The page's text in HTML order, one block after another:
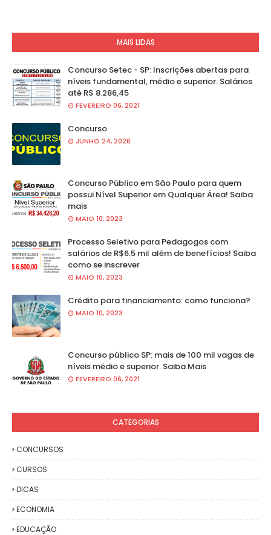
MAIS LIDAS
Concurso Setec - SP: Inscrições abertas para
níveis fundamental, médio e superior. Salários
até R$ 8.286,45
FEVEREIRO 06, 2021
Concurso
JUNHO 24, 2026
Concurso Público em São Paulo para quem
possui Nível Superior em Qualquer Área! Saiba
mais
MAIO 10, 2023
Processo Seletivo para Pedagogos com
salários de R$6.5 mil além de benefícios! Saiba
como se inscrever
MAIO 10, 2023
Crédito para financiamento: como funciona?
MAIO 10, 2023
Concurso público SP: mais de 100 mil vagas de
níveis médio e superior. Saiba Mais
FEVEREIRO 06, 2021
CATEGORIAS
CONCURSOS
CURSOS
DICAS
ECONOMIA
EDUCAÇÃO